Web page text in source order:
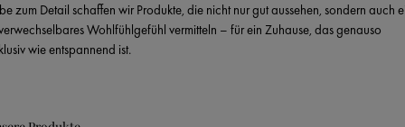
zum Detail schaffen wir Produkte, die nicht nur gut aussehen, sondern auch
Wohlfühlgefühl vermitteln – für ein Zuhause, das genauso
wie entspannend ist.